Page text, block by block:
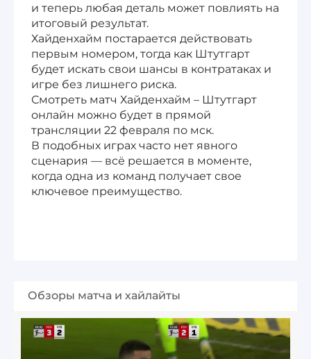
и теперь любая деталь может повлиять на
итоговый результат.
Хайденхайм постарается действовать
первым номером, тогда как Штутгарт
будет искать свои шансы в контратаках и
игре без лишнего риска.
Смотреть матч Хайденхайм – Штутгарт
онлайн можно будет в прямой
трансляции 22 февраля по мск.
В подобных играх часто нет явного
сценария — всё решается в моменте,
когда одна из команд получает свое
ключевое преимущество.
Обзоры матча и хайлайты